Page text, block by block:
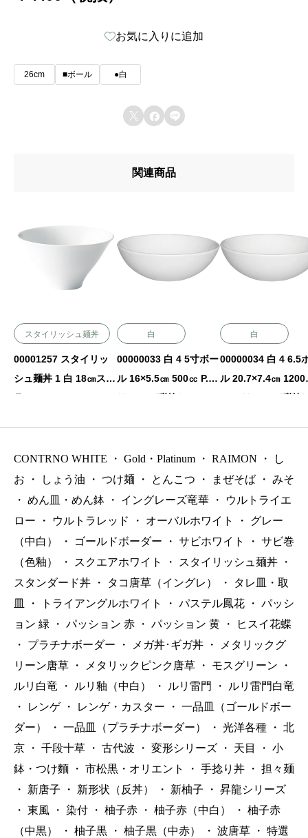
お気に入りに追加
26cm ■ボール ●白
  
関連商品
スタイリッシュ麺丼
00001257 スタイリッ
シュ麺丼 1 白 18㎝ステ
ラ 18.2×9.9㎝ 1050㏄
白
00000033 白 4 5寸ボー
ル 16×5.5㎝ 500㏄ P.92
￥1750（税抜）
白
00000034 白 4 6.5
ル 20.7×7.4㎝ 1200㏄
P.92 ￥2500（税抜
CONTRNO WHITE ・ Gold・Platinum ・ RAIMON ・
し
お
・ しょう油 ・ つけ麺 ・ とんこつ ・ まぜそば ・ みそ
・ めん皿・めん鉢 ・ イングレーズ竜華 ・
ウルトライエ
ロー
・ ウルトラレッド ・ オーバルホワイト ・
グレー
（中白）
・ ゴールドボーダー ・ サビホワイト ・ サビ巻
（色釉）
・ スクエアホワイト ・ スタイリッシュ麺丼
・
スタンダード丼
・ タコ唐草（イングレ） ・
タレ皿・取
皿
・ トライアングルホワイト ・ パステル鳳花 ・ パッシ
ョン 緑
・ パッション 赤 ・ パッション 黄 ・
ヒスイ花蝶
・
プラチナボーダー ・ メガ丼･ギガ丼 ・
メタリックグ
リーン唐草
・ メタリックピンク唐草 ・ モスグリーン
・
ルリ白竜
・ ルリ釉（中白） ・ ルリ雷門 ・
ルリ雷門白竜
・
レンゲ ・ レンゲ・カスター ・ 一品皿（ゴールドボー
ダー）
・ 一品皿（プラチナボーダー） ・ 光洋各種 ・ 北
京
・ 千段十草 ・ 古代波 ・ 変形シリーズ ・ 天目 ・ 小
鉢・つけ麵
・ 市松黒・オリエント ・ 手捻り丼 ・ 担々麺
・
新唐子 ・ 新形状（反丼） ・ 新柚子 ・ 昇龍シリーズ
・ 東風 ・ 染付 ・ 柚子赤 ・ 柚子赤（中白） ・ 柚子赤
（中黒）
・ 柚子黒 ・ 柚子黒（中赤） ・ 波唐草 ・ 特選